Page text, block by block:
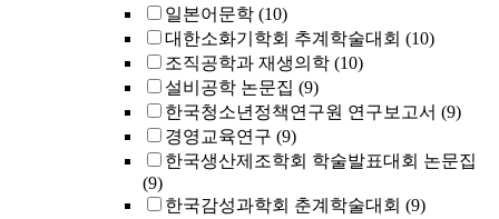
일본어문학 (10)
대한소화기학회 추계학술대회 (10)
조직공학과 재생의학 (10)
설비공학 논문집 (9)
한국청소년정책연구원 연구보고서 (9)
경영교육연구 (9)
한국생산제조학회 학술발표대회 논문집
(9)
한국감성과학회 춘계학술대회 (9)